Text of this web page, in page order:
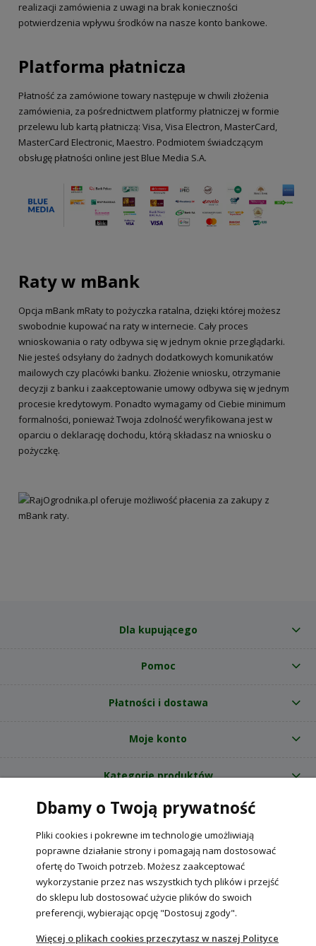
realizacji zamówienia z uwagi na brak konieczności
potwierdzenia wpływu środków na nasze konto bankowe.
Platforma płatnicza
Płatność za zamówione towary następuje w chwili złożenia
zamówienia, za pośrednictwem platformy płatniczej w formie
przelewu lub kartą płatniczą: Visa, Visa Electron, MasterCard,
MasterCard Electronic, Maestro. Podmiotem świadczącym
obsługę płatności online jest Blue Media S.A.
Raty w mBank
Opcja mBank mRaty to pożyczka ratalna, dzięki której możesz
swobodnie kupować na raty w internecie. Cały proces
wnioskowania o raty odbywa się w jednym oknie przeglądarki.
Nie jesteś odsyłany do żadnych dodatkowych komunikatów
mailowych czy placówki banku. Złożenie wniosku, otrzymanie
decyzji z banku i zaakceptowanie umowy odbywa się w jednym
procesie kredytowym. Ponadto wymagamy od Ciebie minimum
formalności, ponieważ Twoja zdolność weryfikowana jest w
oparciu o deklarację dochodu, którą składasz na wniosku o
pożyczkę.
Dla kupującego
Pomoc
Płatności i dostawa
Moje konto
Kategorie produktów
O nas
Internetowy sklep ogrodniczy z nasionami RajOgrodnika.pl
NIP: 6090037061, REGON: 260240470 | Czarnca, ul. Tęczowa 31, 29-100
Włoszczowa
POKAŻ PEŁNĄ WERSJĘ STRONY
Dbamy o Twoją prywatność
Pliki cookies i pokrewne im technologie umożliwiają
poprawne działanie strony i pomagają nam dostosować
ofertę do Twoich potrzeb. Możesz zaakceptować
wykorzystanie przez nas wszystkich tych plików i przejść
do sklepu lub dostosować użycie plików do swoich
preferencji, wybierając opcję "Dostosuj zgody".
Więcej o plikach cookies przeczytasz w naszej Polityce